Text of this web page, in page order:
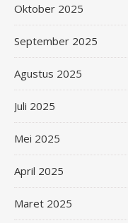
Oktober 2025
September 2025
Agustus 2025
Juli 2025
Mei 2025
April 2025
Maret 2025